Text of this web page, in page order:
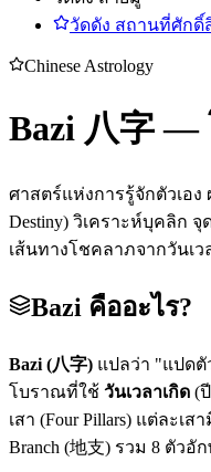
วัดดัง สถานที่ศักดิ์
Chinese Astrology
Bazi 八字 —
ศาสตร์แห่งการรู้จักตัวเอง
Destiny) วิเคราะห์บุคลิก
เส้นทางโชคลาภจากวันเว
Bazi คืออะไร?
Bazi (八字) แปลว่า "แปดตั
โบราณที่ใช้ วันเวลาเกิด (
เสา (Four Pillars) แต่ละเส
Branch (地支) รวม 8 ตัวอั